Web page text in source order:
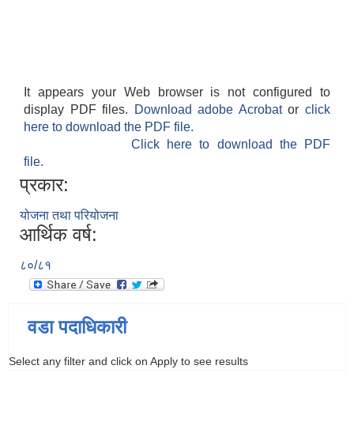
It appears your Web browser is not configured to
display PDF files.
Download adobe Acrobatorclick
here to download the PDF file.
Click here to download the PDF
file.
प्रकार:
योजना तथा परियोजना
आर्थिक वर्ष:
८०/८१
वडा पदाधिकारी
Select any filter and click on Apply to see results